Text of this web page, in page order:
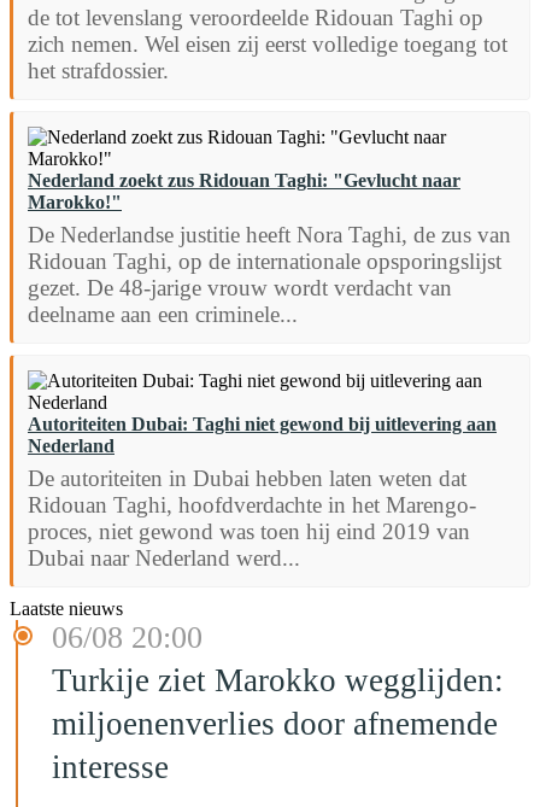
de tot levenslang veroordeelde Ridouan Taghi op
zich nemen. Wel eisen zij eerst volledige toegang tot
het strafdossier.
Nederland zoekt zus Ridouan Taghi: "Gevlucht naar
Marokko!"
De Nederlandse justitie heeft Nora Taghi, de zus van
Ridouan Taghi, op de internationale opsporingslijst
gezet. De 48-jarige vrouw wordt verdacht van
deelname aan een criminele...
Autoriteiten Dubai: Taghi niet gewond bij uitlevering aan
Nederland
De autoriteiten in Dubai hebben laten weten dat
Ridouan Taghi, hoofdverdachte in het Marengo-
proces, niet gewond was toen hij eind 2019 van
Dubai naar Nederland werd...
Laatste nieuws
06/08 20:00
Turkije ziet Marokko wegglijden:
miljoenenverlies door afnemende
interesse